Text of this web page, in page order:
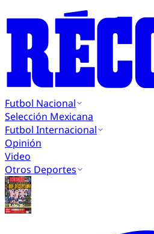
Futbol Nacional
Selección Mexicana
Futbol Internacional
Opinión
Video
Otros Deportes